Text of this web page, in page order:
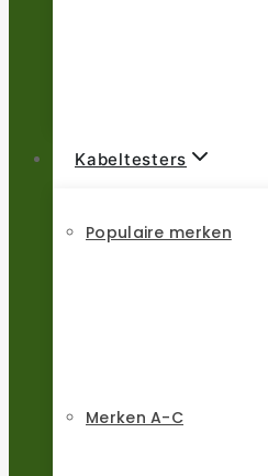
Kabeltesters
Populaire merken
Merken A-C